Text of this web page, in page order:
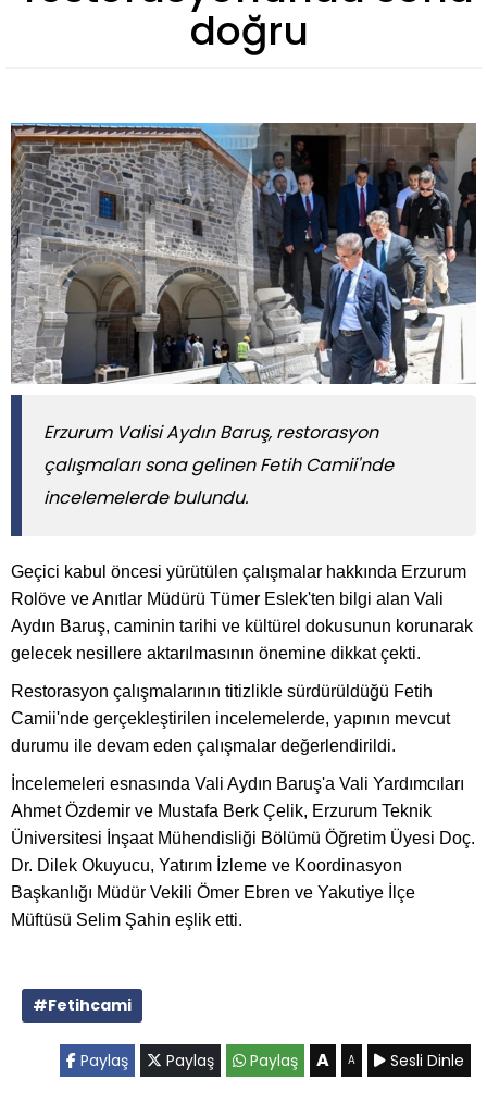
doğru
Erzurum Valisi Aydın Baruş, restorasyon
çalışmaları sona gelinen Fetih Camii'nde
incelemelerde bulundu.
Geçici kabul öncesi yürütülen çalışmalar hakkında Erzurum
Rolöve ve Anıtlar Müdürü Tümer Eslek'ten bilgi alan Vali
Aydın Baruş, caminin tarihi ve kültürel dokusunun korunarak
gelecek nesillere aktarılmasının önemine dikkat çekti.
Restorasyon çalışmalarının titizlikle sürdürüldüğü Fetih
Camii'nde gerçekleştirilen incelemelerde, yapının mevcut
durumu ile devam eden çalışmalar değerlendirildi.
İncelemeleri esnasında Vali Aydın Baruş'a Vali Yardımcıları
Ahmet Özdemir ve Mustafa Berk Çelik, Erzurum Teknik
Üniversitesi İnşaat Mühendisliği Bölümü Öğretim Üyesi Doç.
Dr. Dilek Okuyucu, Yatırım İzleme ve Koordinasyon
Başkanlığı Müdür Vekili Ömer Ebren ve Yakutiye İlçe
Müftüsü Selim Şahin eşlik etti.
#Fetihcami
Paylaş Paylaş Paylaş A A Sesli Dinle